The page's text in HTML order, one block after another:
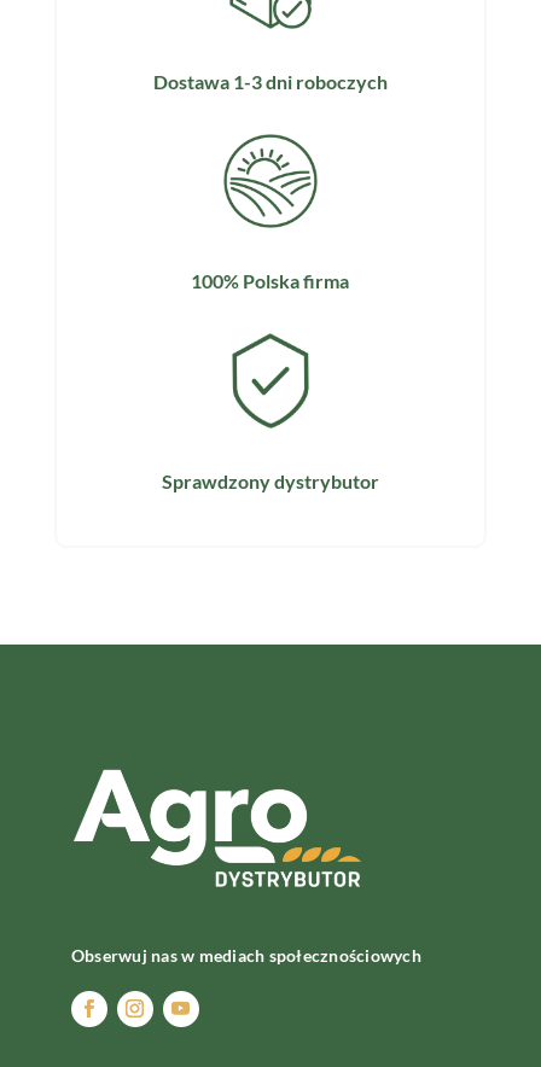
Dostawa 1-3 dni roboczych
100% Polska firma
Sprawdzony dystrybutor
Obserwuj nas w mediach społecznościowych